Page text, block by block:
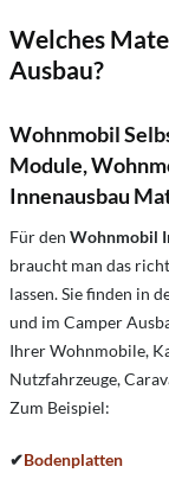
Welches
Ausbau?
Wohnmobil
Module,
Innenausbau
Für den Wohnmobil
braucht man das
lassen. Sie finden in
und im Camper
Ihrer Wohnmobile,
Nutzfahrzeuge,
Zum Beispiel:
✔Bodenplatten